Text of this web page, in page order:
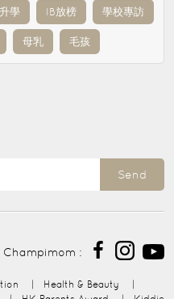
學 IB放榜 學校專訪
母乳 毛孩
Send
Champimom :
| Health & Beauty
|